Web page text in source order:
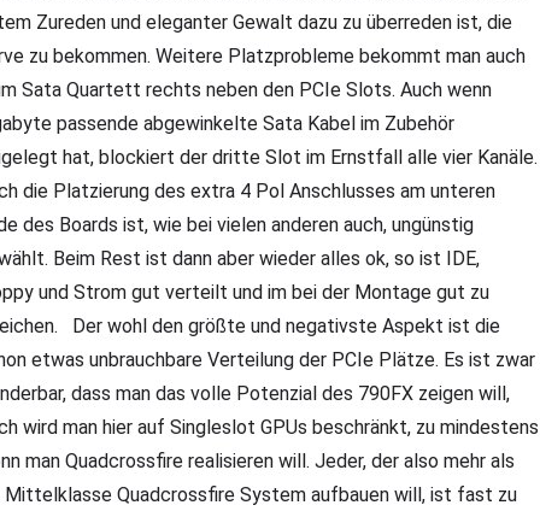
Zureden und eleganter Gewalt dazu zu überreden ist, die
zu bekommen. Weitere Platzprobleme bekommt man auch
Sata Quartett rechts neben den PCIe Slots. Auch wenn
passende abgewinkelte Sata Kabel im Zubehör
hat, blockiert der dritte Slot im Ernstfall alle vier Kanäle.
die Platzierung des extra 4 Pol Anschlusses am unteren
des Boards ist, wie bei vielen anderen auch, ungünstig
Beim Rest ist dann aber wieder alles ok, so ist IDE,
und Strom gut verteilt und im bei der Montage gut zu
Der wohl den größte und negativste Aspekt ist die
etwas unbrauchbare Verteilung der PCIe Plätze. Es ist zwar
dass man das volle Potenzial des 790FX zeigen will,
wird man hier auf Singleslot GPUs beschränkt, zu mindestens
man Quadcrossfire realisieren will. Jeder, der also mehr als
Mittelklasse Quadcrossfire System aufbauen will, ist fast zu